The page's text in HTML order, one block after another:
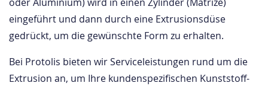
oder Aluminium) wird in einen Zylinder (Matrize)
eingeführt und dann durch eine Extrusionsdüse
gedrückt, um die gewünschte Form zu erhalten.
Bei Protolis bieten wir Serviceleistungen rund um die
Extrusion an, um Ihre kundenspezifischen Kunststoff-